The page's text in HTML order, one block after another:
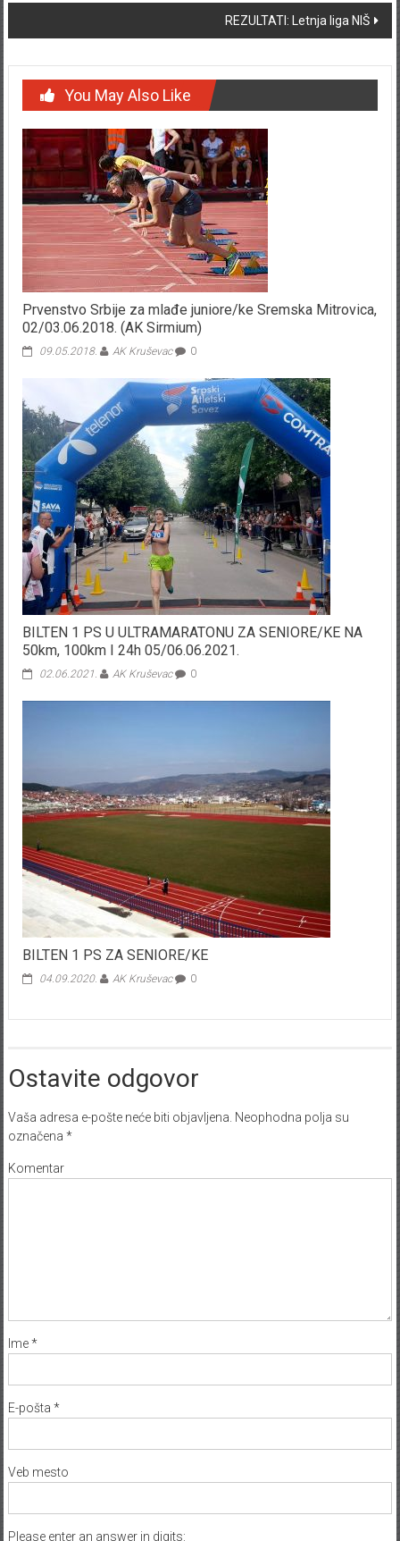
REZULTATI: Letnja liga NIŠ
You May Also Like
Prvenstvo Srbije za mlađe juniore/ke Sremska Mitrovica,
02/03.06.2018. (AK Sirmium)
09.05.2018. AK Kruševac 0
BILTEN 1 PS U ULTRAMARATONU ZA SENIORE/KE NA
50km, 100km I 24h 05/06.06.2021.
02.06.2021. AK Kruševac 0
BILTEN 1 PS ZA SENIORE/KE
04.09.2020. AK Kruševac 0
Ostavite odgovor
Vaša adresa e-pošte neće biti objavljena. Neophodna polja su
označena *
Komentar
Ime*
E-pošta *
Veb mesto
Please enter an answer in digits: